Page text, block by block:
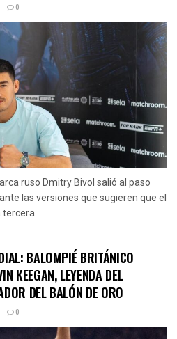
0
ruso Dmitry Bivol salió al paso
las versiones que sugieren que el
BALOMPIÉ BRITÁNICO
KEEGAN, LEYENDA DEL
DEL BALÓN DE ORO
0